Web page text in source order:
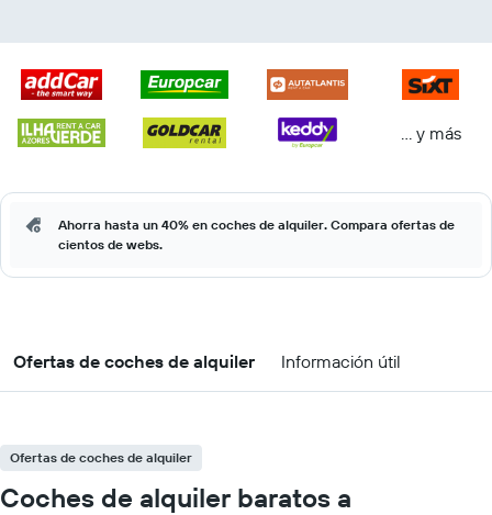
… y más
Ahorra hasta un 40% en coches de alquiler. Compara ofertas de
cientos de webs.
Ofertas de coches de alquiler Información útil
Ofertas de coches de alquiler
Coches de alquiler baratos a